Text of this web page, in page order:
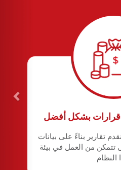
قرارات بشكل أفضل
تقارير بناءً على بيانات
تتمكن من العمل في بيئة